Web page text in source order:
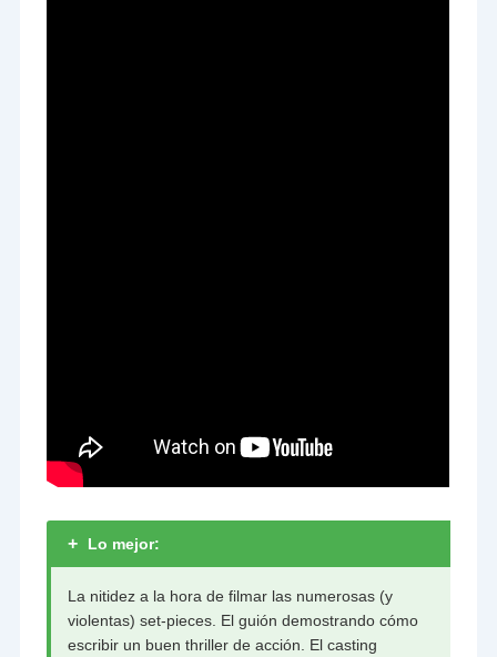
+ Lo mejor:
La nitidez a la hora de filmar las numerosas (y
violentas) set-pieces. El guión demostrando cómo
escribir un buen thriller de acción. El casting